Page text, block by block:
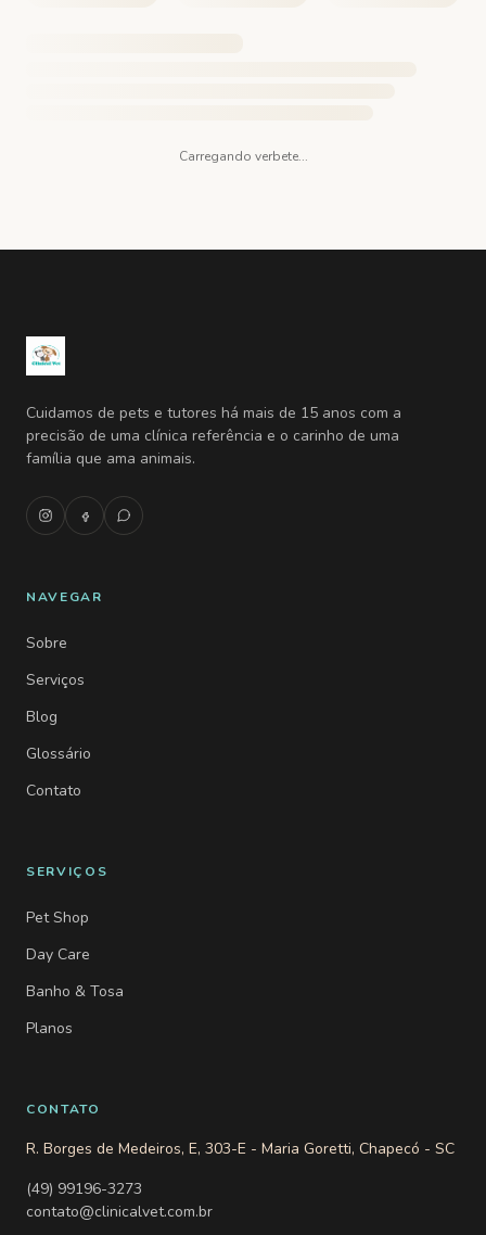
Carregando verbete...
Cuidamos de pets e tutores há mais de 15 anos com a
precisão de uma clínica referência e o carinho de uma
família que ama animais.
NAVEGAR
Sobre
Serviços
Blog
Glossário
Contato
SERVIÇOS
Pet Shop
Day Care
Banho & Tosa
Planos
CONTATO
R. Borges de Medeiros, E, 303-E - Maria Goretti, Chapecó - SC
(49) 99196-3273
contato@clinicalvet.com.br